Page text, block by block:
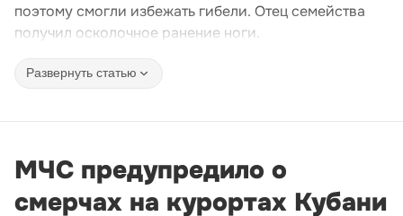
поэтому смогли избежать гибели. Отец семейства
получил осколочное ранение ноги.
Развернуть статью
МЧС предупредило о
смерчах на курортах Кубани